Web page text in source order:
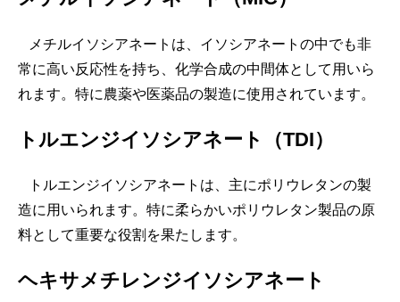
メチルイソシアネートは、イソシアネートの中でも非
常に高い反応性を持ち、化学合成の中間体として用いら
れます。特に農薬や医薬品の製造に使用されています。
トルエンジイソシアネート（TDI）
トルエンジイソシアネートは、主にポリウレタンの製
造に用いられます。特に柔らかいポリウレタン製品の原
料として重要な役割を果たします。
ヘキサメチレンジイソシアネート